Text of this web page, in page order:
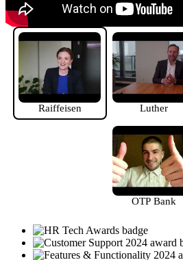
Raiffeisen Luther
OTP Bank